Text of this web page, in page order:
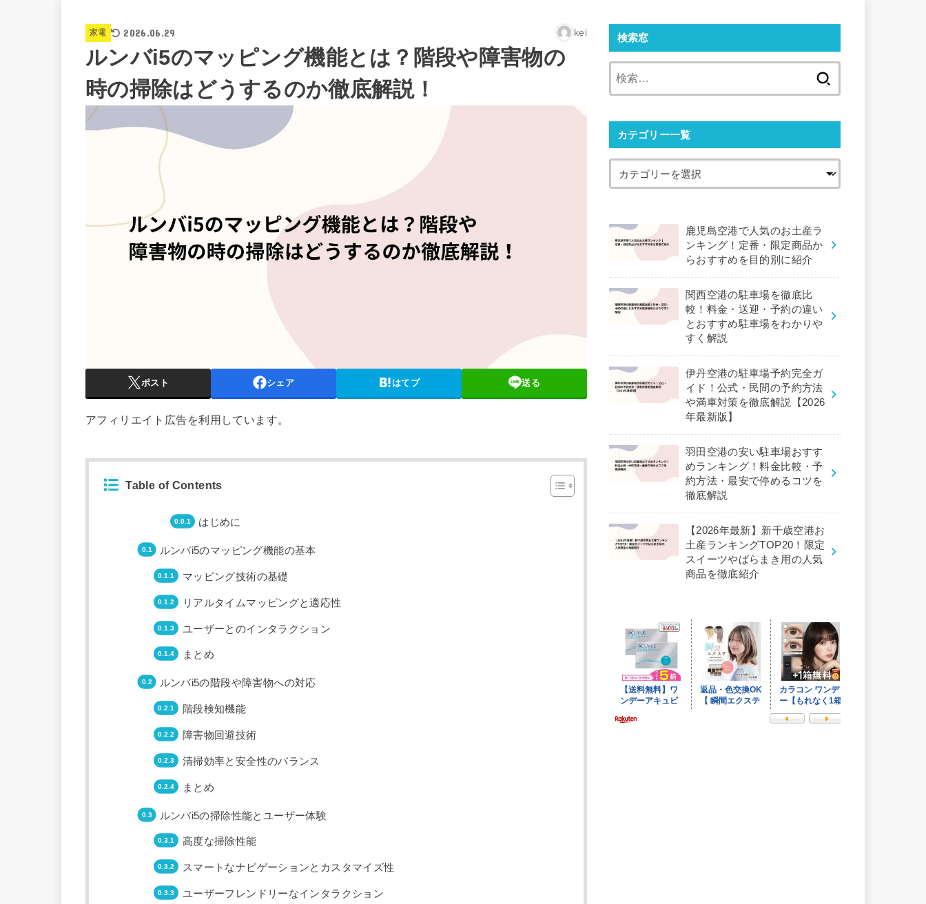
家電 2026.06.29 kei
ルンバi5のマッピング機能とは？階段や障害物の
時の掃除はどうするのか徹底解説！
ポスト シェア はてブ 送る
アフィリエイト広告を利用しています。
Table of Contents
はじめに
ルンバi5のマッピング機能の基本
マッピング技術の基礎
リアルタイムマッピングと適応性
ユーザーとのインタラクション
まとめ
ルンバi5の階段や障害物への対応
階段検知機能
障害物回避技術
清掃効率と安全性のバランス
まとめ
ルンバi5の掃除性能とユーザー体験
高度な掃除性能
スマートなナビゲーションとカスタマイズ性
ユーザーフレンドリーなインタラクション
検索窓
カテゴリー一覧
鹿児島空港で人気のお土産ラ
ンキング！定番・限定商品か
らおすすめを目的別に紹介
関西空港の駐車場を徹底比
較！料金・送迎・予約の違い
とおすすめ駐車場をわかりや
すく解説
伊丹空港の駐車場予約完全ガ
イド！公式・民間の予約方法
や満車対策を徹底解説【2026
年最新版】
羽田空港の安い駐車場おすす
めランキング！料金比較・予
約方法・最安で停めるコツを
徹底解説
【2026年最新】新千歳空港お
土産ランキングTOP20！限定
スイーツやばらまき用の人気
商品を徹底紹介